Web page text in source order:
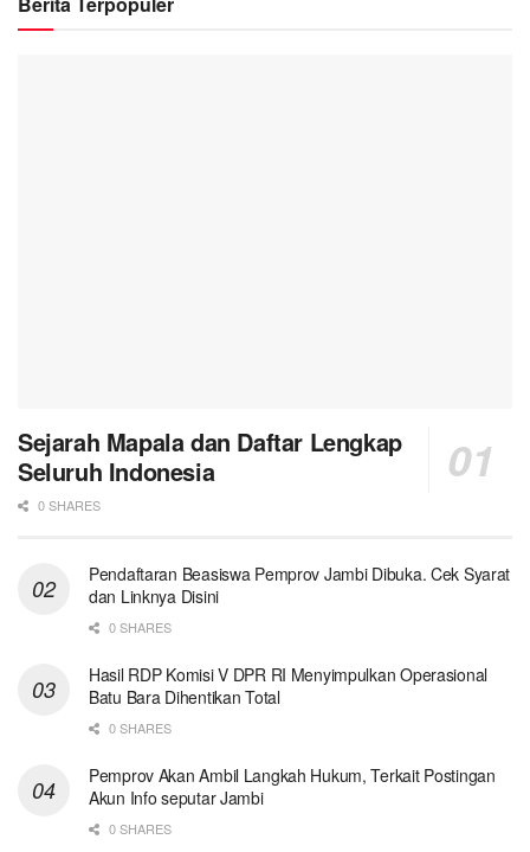
Sejarah Mapala dan Daftar Lengkap
Seluruh Indonesia
0 SHARES
Pendaftaran Beasiswa Pemprov Jambi Dibuka. Cek Syarat
dan Linknya Disini
0 SHARES
Hasil RDP Komisi V DPR RI Menyimpulkan Operasional
Batu Bara Dihentikan Total
0 SHARES
Pemprov Akan Ambil Langkah Hukum, Terkait Postingan
Akun Info seputar Jambi
0 SHARES